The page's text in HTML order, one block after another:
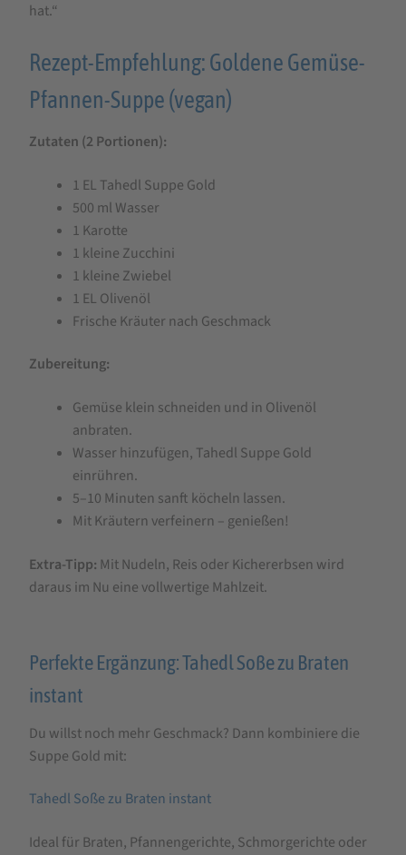
hat.“
Rezept-Empfehlung: Goldene Gemüse-
Pfannen-Suppe (vegan)
Zutaten (2 Portionen):
1 EL Tahedl Suppe Gold
500 ml Wasser
1 Karotte
1 kleine Zucchini
1 kleine Zwiebel
1 EL Olivenöl
Frische Kräuter nach Geschmack
Zubereitung:
Gemüse klein schneiden und in Olivenöl
anbraten.
Wasser hinzufügen, Tahedl Suppe Gold
einrühren.
5–10 Minuten sanft köcheln lassen.
Mit Kräutern verfeinern – genießen!
Extra-Tipp: Mit Nudeln, Reis oder Kichererbsen wird
daraus im Nu eine vollwertige Mahlzeit.
Perfekte Ergänzung: Tahedl Soße zu Braten
instant
Du willst noch mehr Geschmack? Dann kombiniere die
Suppe Gold mit:
Tahedl Soße zu Braten instant
Ideal für Braten, Pfannengerichte, Schmorgerichte oder